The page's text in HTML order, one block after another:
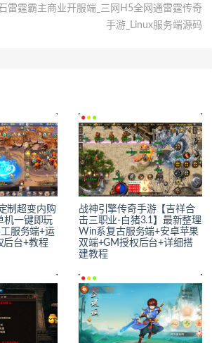
雷霆霸主商业开服端_三网H5全网通雷霆传奇
手游_Linux服务端源码
制超变内购
机一键即玩
服务端+运
后台+教程
战神引擎传奇手游【吉祥合
击三职业-白猪3.1】最新整理
Win系复古服务端+安卓苹果
双端+GM授权后台+详细搭
建教程